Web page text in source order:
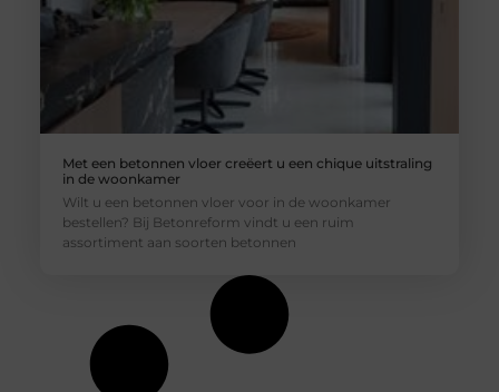
Met een betonnen vloer creëert u een chique uitstraling
in de woonkamer
Wilt u een betonnen vloer voor in de woonkamer
bestellen? Bij Betonreform vindt u een ruim
assortiment aan soorten betonnen